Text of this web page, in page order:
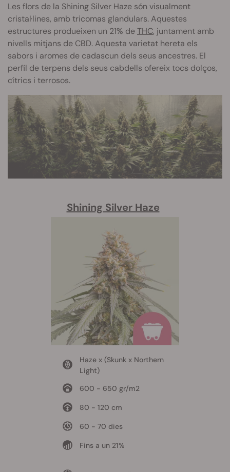
Les flors de la Shining Silver Haze són visualment
cristal·lines, amb tricomas glandulars. Aquestes
estructures produeixen un 21% deTHC, juntament amb
nivells mitjans de CBD. Aquesta varietat hereta els
sabors i aromes de cadascun dels seus ancestres. El
perfil de terpens dels seus cabdells ofereix tocs dolços,
cítrics i terrosos.
Shining Silver Haze
Haze x (Skunk x Northern
Light)
600 - 650 gr/m2
80 - 120 cm
60 - 70 dies
Fins a un 21%